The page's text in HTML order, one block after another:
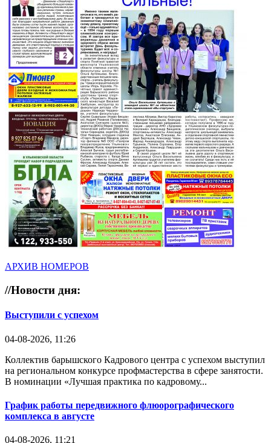
АРХИВ НОМЕРОВ
//Новости дня:
Выступили с успехом
04-08-2026, 11:26
Коллектив барышского Кадрового центра с успехом выступил
на региональном конкурсе профмастерства в сфере занятости.
В номинации «Лучшая практика по кадровому...
График работы передвижного флюорографического
комплекса в августе
04-08-2026, 11:21